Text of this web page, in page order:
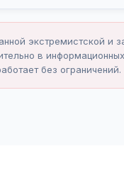
экстремистской и
в
без ограничений.